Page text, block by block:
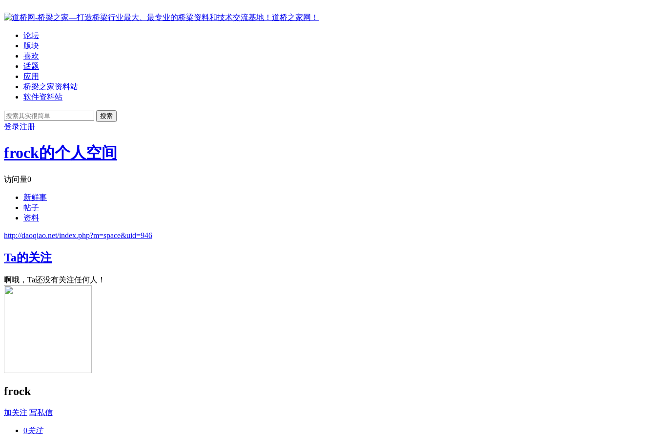
论坛
版块
喜欢
话题
应用
桥梁之家资料站
软件资料站
搜索
登录注册
frock的个人空间
访问量0
新鲜事
帖子
资料
http://daoqiao.net/index.php?m=space&uid=946
Ta的关注
啊哦，Ta还没有关注任何人！
frock
加关注 写私信
0关注